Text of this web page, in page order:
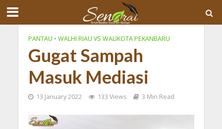
PANTAU • WALHI RIAU VS WALIKOTA PEKANBARU
Gugat Sampah
Masuk Mediasi
13 January 2022 133 Views 3 Min Read